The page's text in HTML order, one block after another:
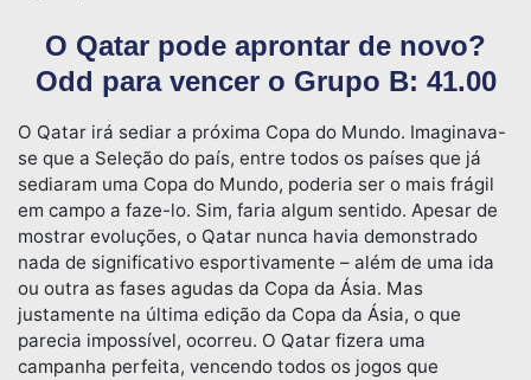
O Qatar pode aprontar de novo?
Odd para vencer o Grupo B: 41.00
O Qatar irá sediar a próxima Copa do Mundo. Imaginava-
se que a Seleção do país, entre todos os países que já
sediaram uma Copa do Mundo, poderia ser o mais frágil
em campo a faze-lo. Sim, faria algum sentido. Apesar de
mostrar evoluções, o Qatar nunca havia demonstrado
nada de significativo esportivamente – além de uma ida
ou outra as fases agudas da Copa da Ásia. Mas
justamente na última edição da Copa da Ásia, o que
parecia impossível, ocorreu. O Qatar fizera uma
campanha perfeita, vencendo todos os jogos que